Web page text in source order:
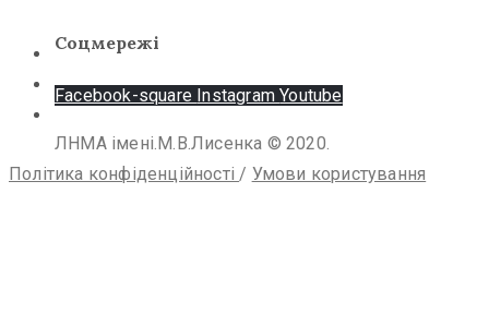
Соцмережі
Facebook-square Instagram Youtube
ЛНМА імені.М.В.Лисенка © 2020.
Політика конфіденційності/ Умови користування